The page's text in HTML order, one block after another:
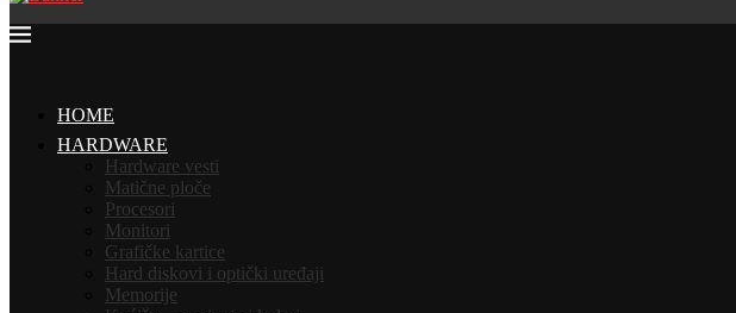
HOME
HARDWARE
Hardware vesti
Matične ploče
Procesori
Monitori
Grafičke kartice
Hard diskovi i optički uređaji
Memorije